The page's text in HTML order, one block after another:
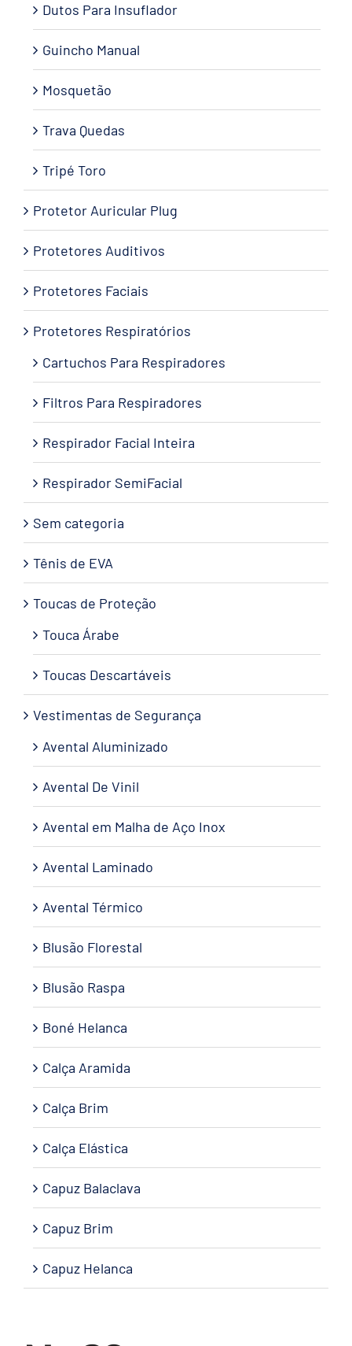
Dutos Para Insuflador
Guincho Manual
Mosquetão
Trava Quedas
Tripé Toro
Protetor Auricular Plug
Protetores Auditivos
Protetores Faciais
Protetores Respiratórios
Cartuchos Para Respiradores
Filtros Para Respiradores
Respirador Facial Inteira
Respirador SemiFacial
Sem categoria
Tênis de EVA
Toucas de Proteção
Touca Árabe
Toucas Descartáveis
Vestimentas de Segurança
Avental Aluminizado
Avental De Vinil
Avental em Malha de Aço Inox
Avental Laminado
Avental Térmico
Blusão Florestal
Blusão Raspa
Boné Helanca
Calça Aramida
Calça Brim
Calça Elástica
Capuz Balaclava
Capuz Brim
Capuz Helanca